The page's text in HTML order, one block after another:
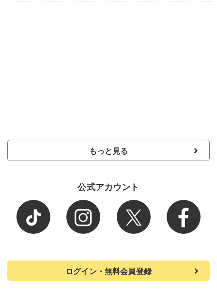
もっと見る
公式アカウント
ログイン・無料会員登録